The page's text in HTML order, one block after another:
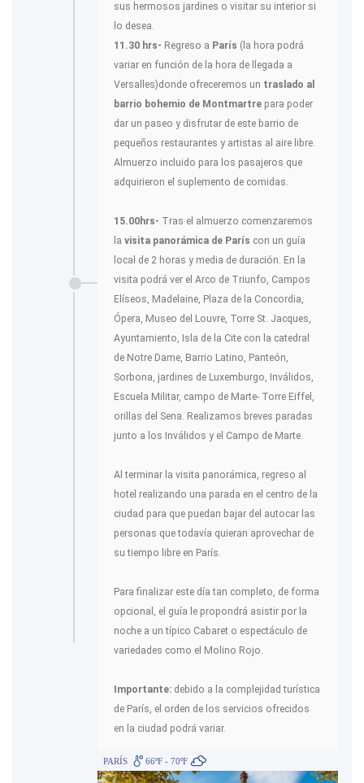
sus hermosos jardines o visitar su interior si
lo desea.
11.30 hrs- Regreso a París (la hora podrá
variar en función de la hora de llegada a
Versalles)donde ofreceremos un traslado al
barrio bohemio de Montmartre para poder
dar un paseo y disfrutar de este barrio de
pequeños restaurantes y artistas al aire libre.
Almuerzo incluido para los pasajeros que
adquirieron el suplemento de comidas.
15.00hrs- Tras el almuerzo comenzaremos
la visita panorámica de París con un guía
local de 2 horas y media de duración. En la
visita podrá ver el Arco de Triunfo, Campos
Elíseos, Madelaine, Plaza de la Concordia,
Ópera, Museo del Louvre, Torre St. Jacques,
Ayuntamiento, Isla de la Cite con la catedral
de Notre Dame, Barrio Latino, Panteón,
Sorbona, jardines de Luxemburgo, Inválidos,
Escuela Militar, campo de Marte- Torre Eiffel,
orillas del Sena. Realizamos breves paradas
junto a los Inválidos y el Campo de Marte.
Al terminar la visita panorámica, regreso al
hotel realizando una parada en el centro de la
ciudad para que puedan bajar del autocar las
personas que todavía quieran aprovechar de
su tiempo libre en París.
Para finalizar este día tan completo, de forma
opcional, el guía le propondrá asistir por la
noche a un típico Cabaret o espectáculo de
variedades como el Molino Rojo.
Importante: debido a la complejidad turística
de París, el orden de los servicios ofrecidos
en la ciudad podrá variar.
PARÍS 66ºF - 70ºF